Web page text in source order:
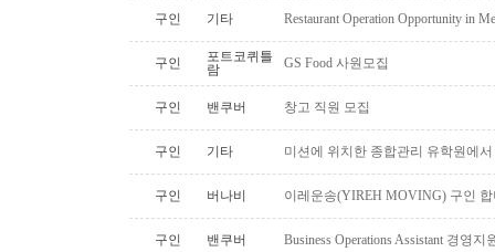
구인 기타 Restaurant Operation Opportunity in
구인
포트코퀴틀
람
GS Food 사원모집
구인 밴쿠버 창고 직원 모집
구인 기타 미션에 위치한 종합관리 유학원에
구인 버나비 이레운송(YIREH MOVING) 구인
구인 밴쿠버 Business Operations Assistant 경영